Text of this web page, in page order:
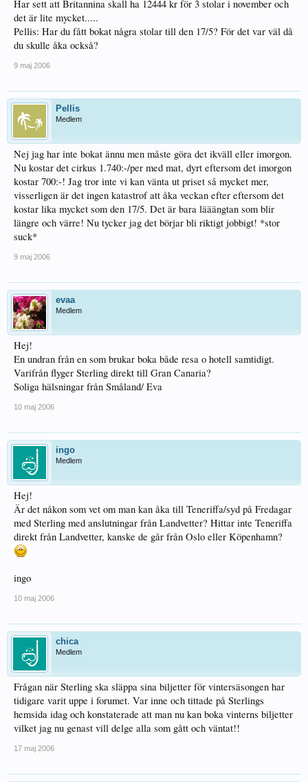
Har sett att Britannina skall ha 12444 kr för 3 stolar i november och
det är lite mycket.....
Pellis: Har du fått bokat några stolar till den 17/5? För det var väl då
du skulle åka också?
9 maj 2006
Pellis
Medlem
Nej jag har inte bokat ännu men måste göra det ikväll eller imorgon.
Nu kostar det cirkus 1.740:-/per med mat, dyrt eftersom det imorgon
kostar 700:-! Jag tror inte vi kan vänta ut priset så mycket mer,
visserligen är det ingen katastrof att åka veckan efter eftersom det
kostar lika mycket som den 17/5. Det är bara lääängtan som blir
längre och värre! Nu tycker jag det börjar bli riktigt jobbigt! *stor
suck*
9 maj 2006
evaa
Medlem
Hej!
En undran från en som brukar boka både resa o hotell samtidigt.
Varifrån flyger Sterling direkt till Gran Canaria?
Soliga hälsningar från Småland/ Eva
10 maj 2006
ingo
Medlem
Hej!
Är det nåkon som vet om man kan åka till Teneriffa/syd på Fredagar
med Sterling med anslutningar från Landvetter? Hittar inte Teneriffa
direkt från Landvetter, kanske de går från Oslo eller Köpenhamn?
ingo
10 maj 2006
chica
Medlem
Frågan när Sterling ska släppa sina biljetter för vintersäsongen har
tidigare varit uppe i forumet. Var inne och tittade på Sterlings
hemsida idag och konstaterade att man nu kan boka vinterns biljetter
vilket jag nu genast vill delge alla som gått och väntat!!
17 maj 2006